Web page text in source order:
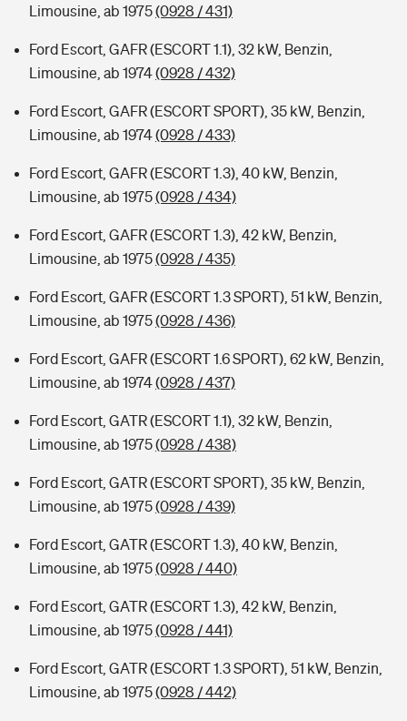
Limousine, ab 1975(0928 / 431)
Ford Escort, GAFR (ESCORT 1.1), 32 kW, Benzin,
Limousine, ab 1974(0928 / 432)
Ford Escort, GAFR (ESCORT SPORT), 35 kW, Benzin,
Limousine, ab 1974(0928 / 433)
Ford Escort, GAFR (ESCORT 1.3), 40 kW, Benzin,
Limousine, ab 1975(0928 / 434)
Ford Escort, GAFR (ESCORT 1.3), 42 kW, Benzin,
Limousine, ab 1975(0928 / 435)
Ford Escort, GAFR (ESCORT 1.3 SPORT), 51 kW, Benzin,
Limousine, ab 1975(0928 / 436)
Ford Escort, GAFR (ESCORT 1.6 SPORT), 62 kW, Benzin,
Limousine, ab 1974(0928 / 437)
Ford Escort, GATR (ESCORT 1.1), 32 kW, Benzin,
Limousine, ab 1975(0928 / 438)
Ford Escort, GATR (ESCORT SPORT), 35 kW, Benzin,
Limousine, ab 1975(0928 / 439)
Ford Escort, GATR (ESCORT 1.3), 40 kW, Benzin,
Limousine, ab 1975(0928 / 440)
Ford Escort, GATR (ESCORT 1.3), 42 kW, Benzin,
Limousine, ab 1975(0928 / 441)
Ford Escort, GATR (ESCORT 1.3 SPORT), 51 kW, Benzin,
Limousine, ab 1975(0928 / 442)